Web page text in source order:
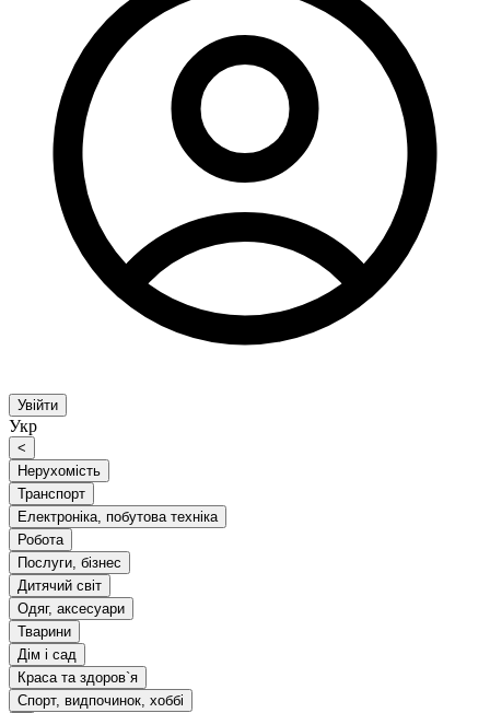
Увійти
Укр
<
Нерухомість
Транспорт
Електроніка, побутова техніка
Робота
Послуги, бізнес
Дитячий світ
Одяг, аксесуари
Тварини
Дім і сад
Краса та здоров`я
Спорт, видпочинок, хоббі